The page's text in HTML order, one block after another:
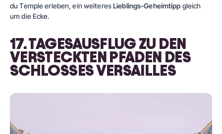
du Temple erleben, ein weiteresLieblings-Geheimtipp gleich
um die Ecke.
17. TAGESAUSFLUG ZU DEN
VERSTECKTEN PFADEN DES
SCHLOSSES VERSAILLES